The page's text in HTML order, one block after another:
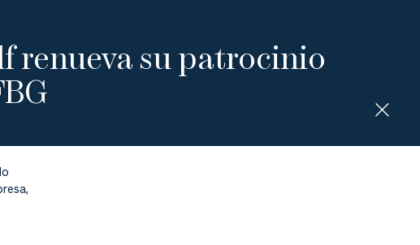
renueva su patrocinio